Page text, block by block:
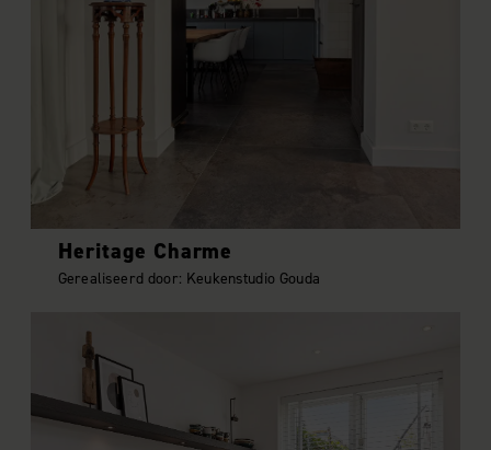
Heritage Charme
Gerealiseerd door: Keukenstudio Gouda